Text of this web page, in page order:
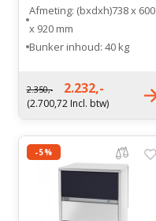
Afmeting: (bxdxh)738 x 600
x 920 mm
Bunker inhoud: 40 kg
Gewicht: 77 kg
2.350,- 2.232,-
(2.700,72 Incl. btw)
-5%